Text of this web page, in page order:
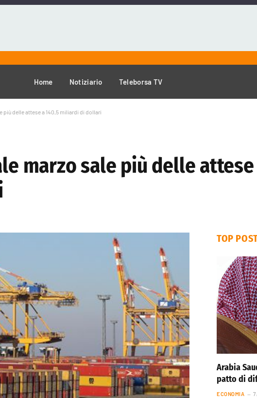
Home Notiziario Teleborsa TV
più delle attese a 140,5 miliardi di dollari
marzo sale più delle
TOP
Arabia
patto di
ECONOMIA 7